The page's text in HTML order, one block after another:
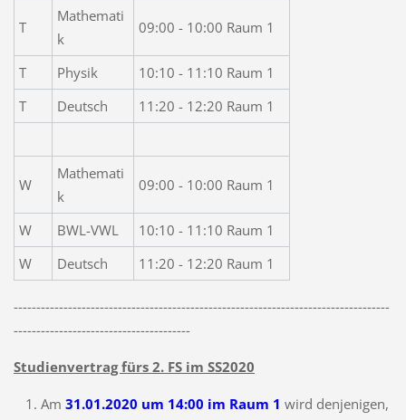
T
Mathemati
k
09:00 - 10:00 Raum 1
T Physik
10:10 - 11:10 Raum 1
T
Deutsch 11:20 - 12:20 Raum 1
W
Mathemati
k
09:00 - 10:00 Raum 1
W BWL-VWL
10:10 - 11:10 Raum 1
W
Deutsch 11:20 - 12:20 Raum 1
-----------------------------------------------------------------------------------
---------------------------------------
Studienvertrag fürs 2. FS im SS2020
Am 31.01.2020 um 14:00 im Raum 1 wird denjenigen,